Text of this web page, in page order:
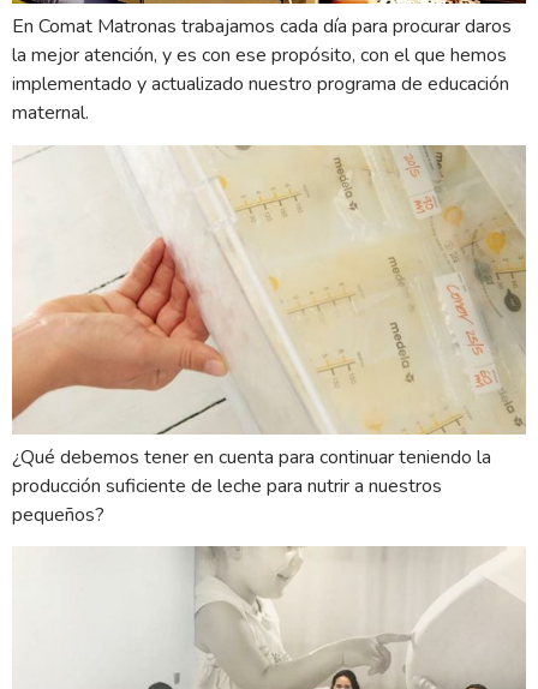
En Comat Matronas trabajamos cada día para procurar daros
la mejor atención, y es con ese propósito, con el que hemos
implementado y actualizado nuestro programa de educación
maternal.
¿Qué debemos tener en cuenta para continuar teniendo la
producción suficiente de leche para nutrir a nuestros
pequeños?